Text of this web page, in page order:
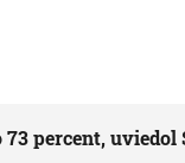
percent, uviedol